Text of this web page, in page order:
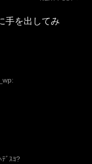
手を出してみ
ﾞｽﾖ?